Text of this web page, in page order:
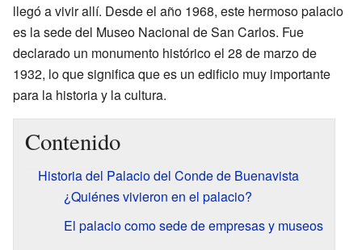
llegó a vivir allí. Desde el año 1968, este hermoso palacio
es la sede del Museo Nacional de San Carlos. Fue
declarado un monumento histórico el 28 de marzo de
1932, lo que significa que es un edificio muy importante
para la historia y la cultura.
Contenido
Historia del Palacio del Conde de Buenavista
¿Quiénes vivieron en el palacio?
El palacio como sede de empresas y museos